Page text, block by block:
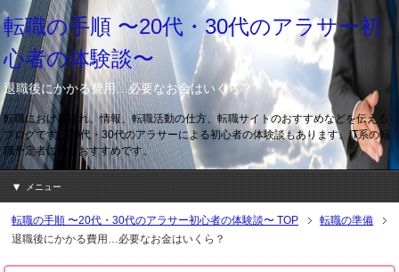
転職の手順 〜20代・30代のアラサー初
心者の体験談〜
退職後にかかる費用…必要なお金はいくら？
転職における流れ、情報、転職活動の仕方、転職サイトのおすすめなどを伝える
ブログです。20代・30代のアラサーによる初心者の体験談もあります。IT系の転
職予定者に特におすすめです。
メニュー
転職の手順 〜20代・30代のアラサー初心者の体験談〜 TOP
転職の準備
退職後にかかる費用…必要なお金はいくら？